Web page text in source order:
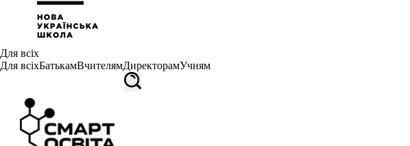
Для всіх
Для всіхБатькамВчителямДиректорамУчням